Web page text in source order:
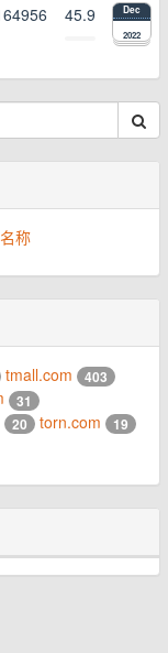
45.9 Dec
2022
名称
tmall.com 403
31
20 torn.com 19